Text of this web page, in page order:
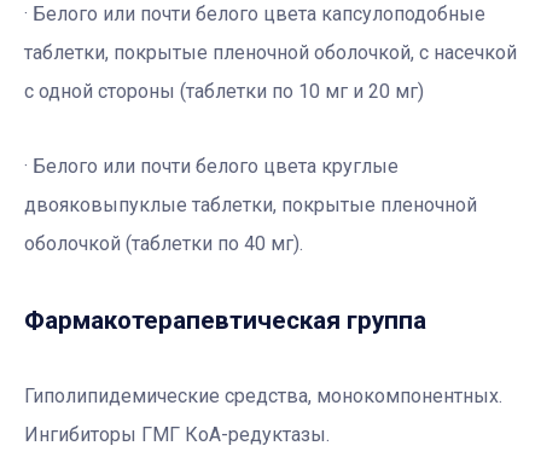
· Белого или почти белого цвета капсулоподобные
таблетки, покрытые пленочной оболочкой, с насечкой
с одной стороны (таблетки по 10 мг и 20 мг)
· Белого или почти белого цвета круглые
двояковыпуклые таблетки, покрытые пленочной
оболочкой (таблетки по 40 мг).
Фармакотерапевтичеcкая группа
Гиполипидемические средства, монокомпонентных.
Ингибиторы ГМГ КоА-редуктазы.